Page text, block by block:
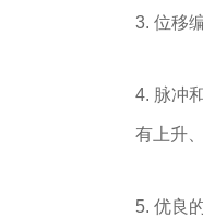
3. 位移
4. 脉冲
有上升
5. 优良